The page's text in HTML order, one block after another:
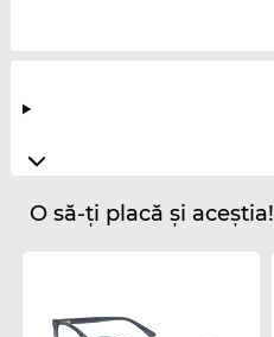
O să-ți placă și aceștia!